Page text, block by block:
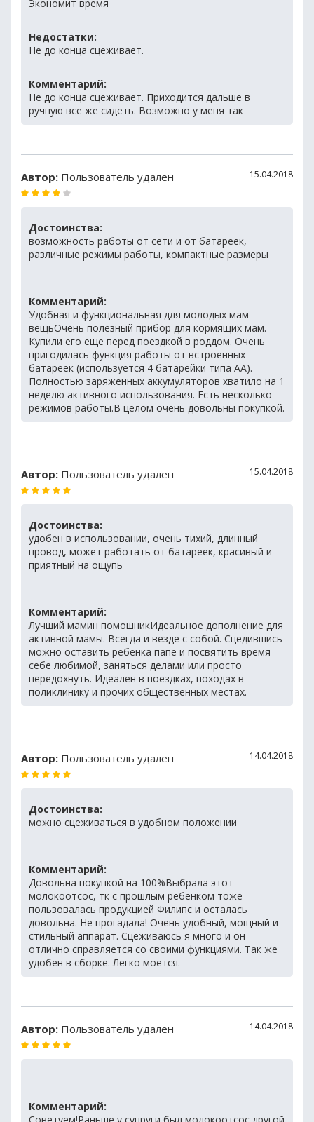
Экономит время
Недостатки:
Не до конца сцеживает.
Комментарий:
Не до конца сцеживает. Приходится дальше в
ручную все же сидеть. Возможно у меня так
Автор: Пользователь удален 15.04.2018
Достоинства:
возможность работы от сети и от батареек,
различные режимы работы, компактные размеры
Комментарий:
Удобная и функциональная для молодых мам
вещьОчень полезный прибор для кормящих мам.
Купили его еще перед поездкой в роддом. Очень
пригодилась функция работы от встроенных
батареек (используется 4 батарейки типа АА).
Полностью заряженных аккумуляторов хватило на 1
неделю активного использования. Есть несколько
режимов работы.В целом очень довольны покупкой.
Автор: Пользователь удален 15.04.2018
Достоинства:
удобен в использовании, очень тихий, длинный
провод, может работать от батареек, красивый и
приятный на ощупь
Комментарий:
Лучший мамин помошникИдеальное дополнение для
активной мамы. Всегда и везде с собой. Сцедившись
можно оставить ребёнка папе и посвятить время
себе любимой, заняться делами или просто
передохнуть. Идеален в поездках, походах в
поликлинику и прочих общественных местах.
Автор: Пользователь удален 14.04.2018
Достоинства:
можно сцеживаться в удобном положении
Комментарий:
Довольна покупкой на 100%Выбрала этот
молокоотсос, тк с прошлым ребенком тоже
пользовалась продукцией Филипс и осталась
довольна. Не прогадала! Очень удобный, мощный и
стильный аппарат. Сцеживаюсь я много и он
отлично справляется со своими функциями. Так же
удобен в сборке. Легко моется.
Автор: Пользователь удален 14.04.2018
Комментарий: